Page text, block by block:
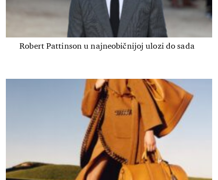
Robert Pattinson u najneobičnijoj ulozi do sada